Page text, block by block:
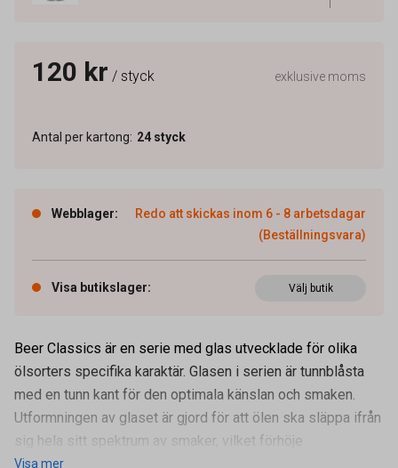
120 kr / styck exklusive moms
Antal per kartong: 24 styck
Webblager:
Redo att skickas inom 6 - 8 arbetsdagar
(Beställningsvara)
Visa butikslager: Välj butik
Beer Classics är en serie med glas utvecklade för olika
ölsorters specifika karaktär. Glasen i serien är tunnblåsta
med en tunn kant för den optimala känslan och smaken.
Utformningen av glaset är gjord för att ölen ska släppa ifrån
sig hela sitt spektrum av smaker, vilket förhöje
Visa mer
Artikelnummer 66000466
Volym